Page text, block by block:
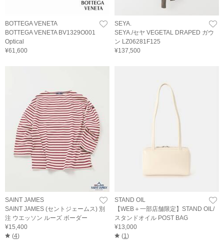
BOTTEGA VENETA
BOTTEGA VENETA BV1329O001
Optical
¥61,600
SEYA.
SEYA./セヤ VEGETAL DRAPED ガウ
ン LZ06281F125
¥137,500
SAINT JAMES
SAINT JAMES (セントジェームス) 別
注 ウエッソン ルーズ ボーダー
¥15,400
(4)
STAND OIL
【WEB＋一部店舗限定】STAND OIL/
スタンドオイル POST BAG
¥13,000
(1)